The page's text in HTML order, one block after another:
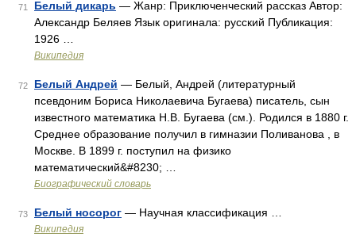
71 Белый дикарь — Жанр: Приключенческий рассказ Автор:
Александр Беляев Язык оригинала: русский Публикация:
1926 …
Википедия
72 Белый Андрей — Белый, Андрей (литературный
псевдоним Бориса Николаевича Бугаева) писатель, сын
известного математика Н.В. Бугаева (см.). Родился в 1880 г.
Среднее образование получил в гимназии Поливанова , в
Москве. В 1899 г. поступил на физико
математический&#8230; …
Биографический словарь
73 Белый носорог — Научная классификация …
Википедия